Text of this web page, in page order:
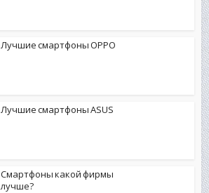
Лучшие смартфоны OPPO
Лучшие смартфоны ASUS
Смартфоны какой фирмы
лучше?